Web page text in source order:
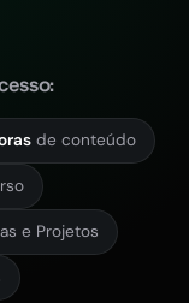
de conteúdo
e Projetos